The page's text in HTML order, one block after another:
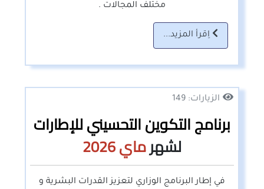
مختلف المجالات .
اِقرأ المزيد...
الزيارات: 149
برنامج التكوين التحسيني للإطارات
لشهرماي2026
في إطار البرنامج الوزاري لتعزيز القدرات البشرية و